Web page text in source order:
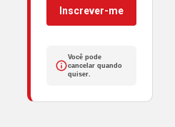
Inscrever-me
Você pode
cancelar quando
quiser.